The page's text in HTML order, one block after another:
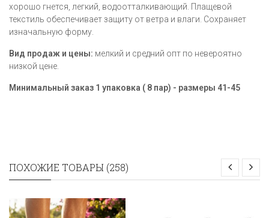
хорошо гнется, легкий, водоотталкивающий. Плащевой
текстиль обеспечивает защиту от ветра и влаги. Сохраняет
изначальную форму.
Вид продаж и цены: мелкий и средний опт по невероятно
низкой цене.
Минимальный заказ 1 упаковка ( 8 пар) - размеры 41-45
ПОХОЖИЕ ТОВАРЫ (258)